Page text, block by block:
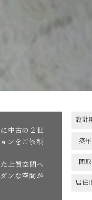
中古の２世
ンをご依頼
上質空間へ
ンな空間が
設計
築
間
居住